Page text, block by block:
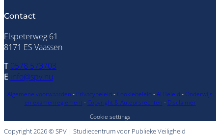
Contact
Elspeterweg 61
8171 ES Vaassen
T 0578 573703
E info@spv.nu
Algemene voorwaarden - Privacybeleid -Cookiebeleid -AI Beleid -Onderwijs
en examenreglement-Copyright & Auteursrechten - Disclaimer
Cookie settings
Copyright 2026 © SPV | Studiecentrum voor Publieke Veiligheid